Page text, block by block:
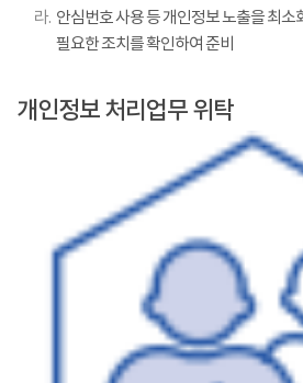
라. 안심번호 사용 등 개인정보 노출을 최소
필요한 조치를 확인하여 준비
개인정보 처리업무 위탁